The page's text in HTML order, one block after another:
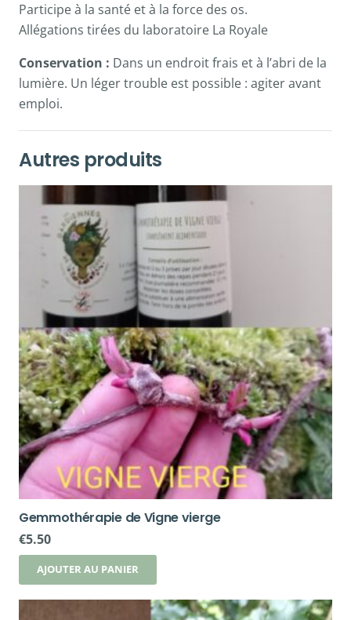
Participe à la santé et à la force des os.
Allégations tirées du laboratoire La Royale
Conservation : Dans un endroit frais et à l’abri de la
lumière. Un léger trouble est possible : agiter avant
emploi.
Autres produits
Gemmothérapie de Vigne vierge
€5.50
AJOUTER AU PANIER